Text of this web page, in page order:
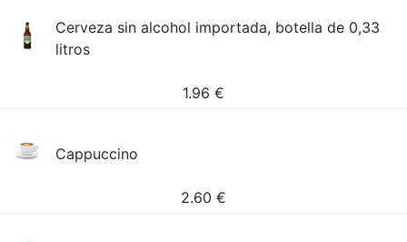
Cerveza sin alcohol importada, botella de 0,33
litros
1.96 €
Cappuccino
2.60 €